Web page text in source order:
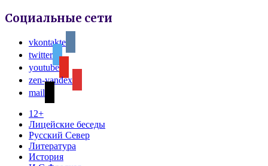
Социальные сети
vkontakte
twitter
youtube
zen-yandex
mail
12+
Лицейские беседы
Русский Север
Литература
История